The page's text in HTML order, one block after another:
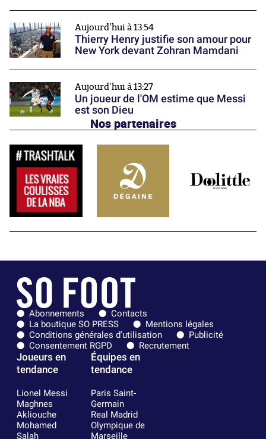
Aujourd'hui à 13:54
Thierry Henry justifie son amour pour
New York devant Zohran Mamdani
Aujourd'hui à 13:27
Un joueur de l'OM estime que Messi
est son Dieu
Nos partenaires
Abonnements
Contacts
La boutique SO PRESS
Mentions légales
Conditions générales d'utilisation
Publicité
Consentement RGPD
Recrutement
Joueurs en
tendance
Lionel Messi
Maghnes
Akliouche
Mohamed
Salah
Équipes en
tendance
Paris Saint-
Germain
Real Madrid
Olympique de
Marseille